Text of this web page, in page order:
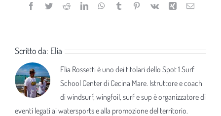
Facebook
TwitterRedditLinkedInWhatsApp
TumblrPinterest
Vk Xing Email
Scritto da: Elia
Elia Rossetti è uno dei titolari dello Spot 1 Surf
School Center di Cecina Mare. Istruttore e coach
di windsurf, wingfoil, surf e sup è organizzatore di
eventi legati ai watersports e alla promozione del territorio.